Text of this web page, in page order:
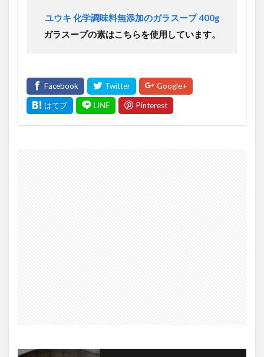
ユウキ 化学調味料無添加のガラスープ 400g
ガラスープの素はこちらを使用しています。